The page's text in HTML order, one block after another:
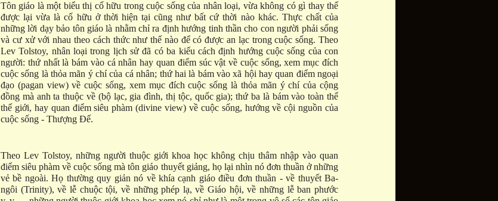
Tôn giáo là một biểu thị cố hữu trong cuộc sống của nhân loại, vừa không có gì thay thế
được lại vừa là cố hữu ở thời hiện tại cũng như bất cứ thời nào khác. Thực chất của
những lời dạy bảo tôn giáo là nhằm chỉ ra định hướng tinh thần cho con người phải sống
và cư xử với nhau theo cách thức như thế nào để có được an lạc trong cuộc sống. Theo
Lev Tolstoy, nhân loại trong lịch sử đã có ba kiểu cách định hướng cuộc sống của con
người: thứ nhất là bám vào cá nhân hay quan điểm súc vật về cuộc sống, xem mục đích
cuộc sống là thỏa mãn ý chí của cá nhân; thứ hai là bám vào xã hội hay quan điểm ngoại
đạo (pagan view) về cuộc sống, xem mục đích cuộc sống là thỏa mãn ý chí của cộng
đồng mà anh ta thuộc về (bộ lạc, gia đình, thị tộc, quốc gia); thứ ba là bám vào toàn thể
thế giới, hay quan điểm siêu phàm (divine view) về cuộc sống, hướng về cội nguồn của
cuộc sống - Thượng Đế.
Theo Lev Tolstoy, những người thuộc giới khoa học không chịu thâm nhập vào quan
điểm siêu phàm về cuộc sống mà tôn giáo thuyết giảng, họ lại nhìn nó đơn thuần ở những
vẻ bề ngoài. Họ thường quy giản nó về khía cạnh giáo điều đơn thuần - về thuyết Ba-
ngôi (Trinity), về lễ chuộc tội, về những phép lạ, về Giáo hội, về những lễ ban phước